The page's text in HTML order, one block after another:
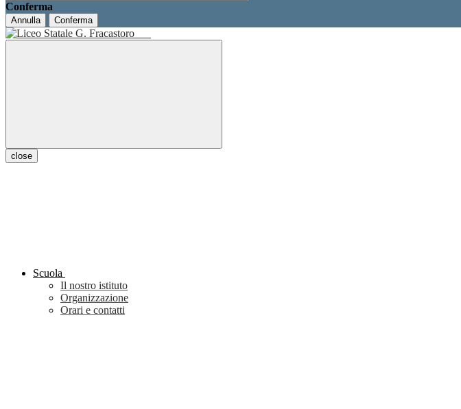
Conferma
Annulla Conferma
close
Scuola
Il nostro istituto
Organizzazione
Orari e contatti